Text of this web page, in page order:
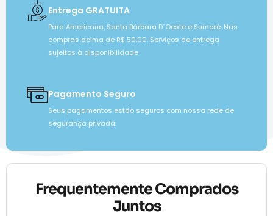
Entrega GRATUITA
Para Americana, Santa Bárbara D´Oeste e Sumaré. Nas
compras acima de R$ 50,00. Serviços de entrega
sujeitos à disponibilidade
Pagamento Seguro
Seus pagamentos estão seguros com nossa rede de
segurança privada.
Frequentemente Comprados
Juntos